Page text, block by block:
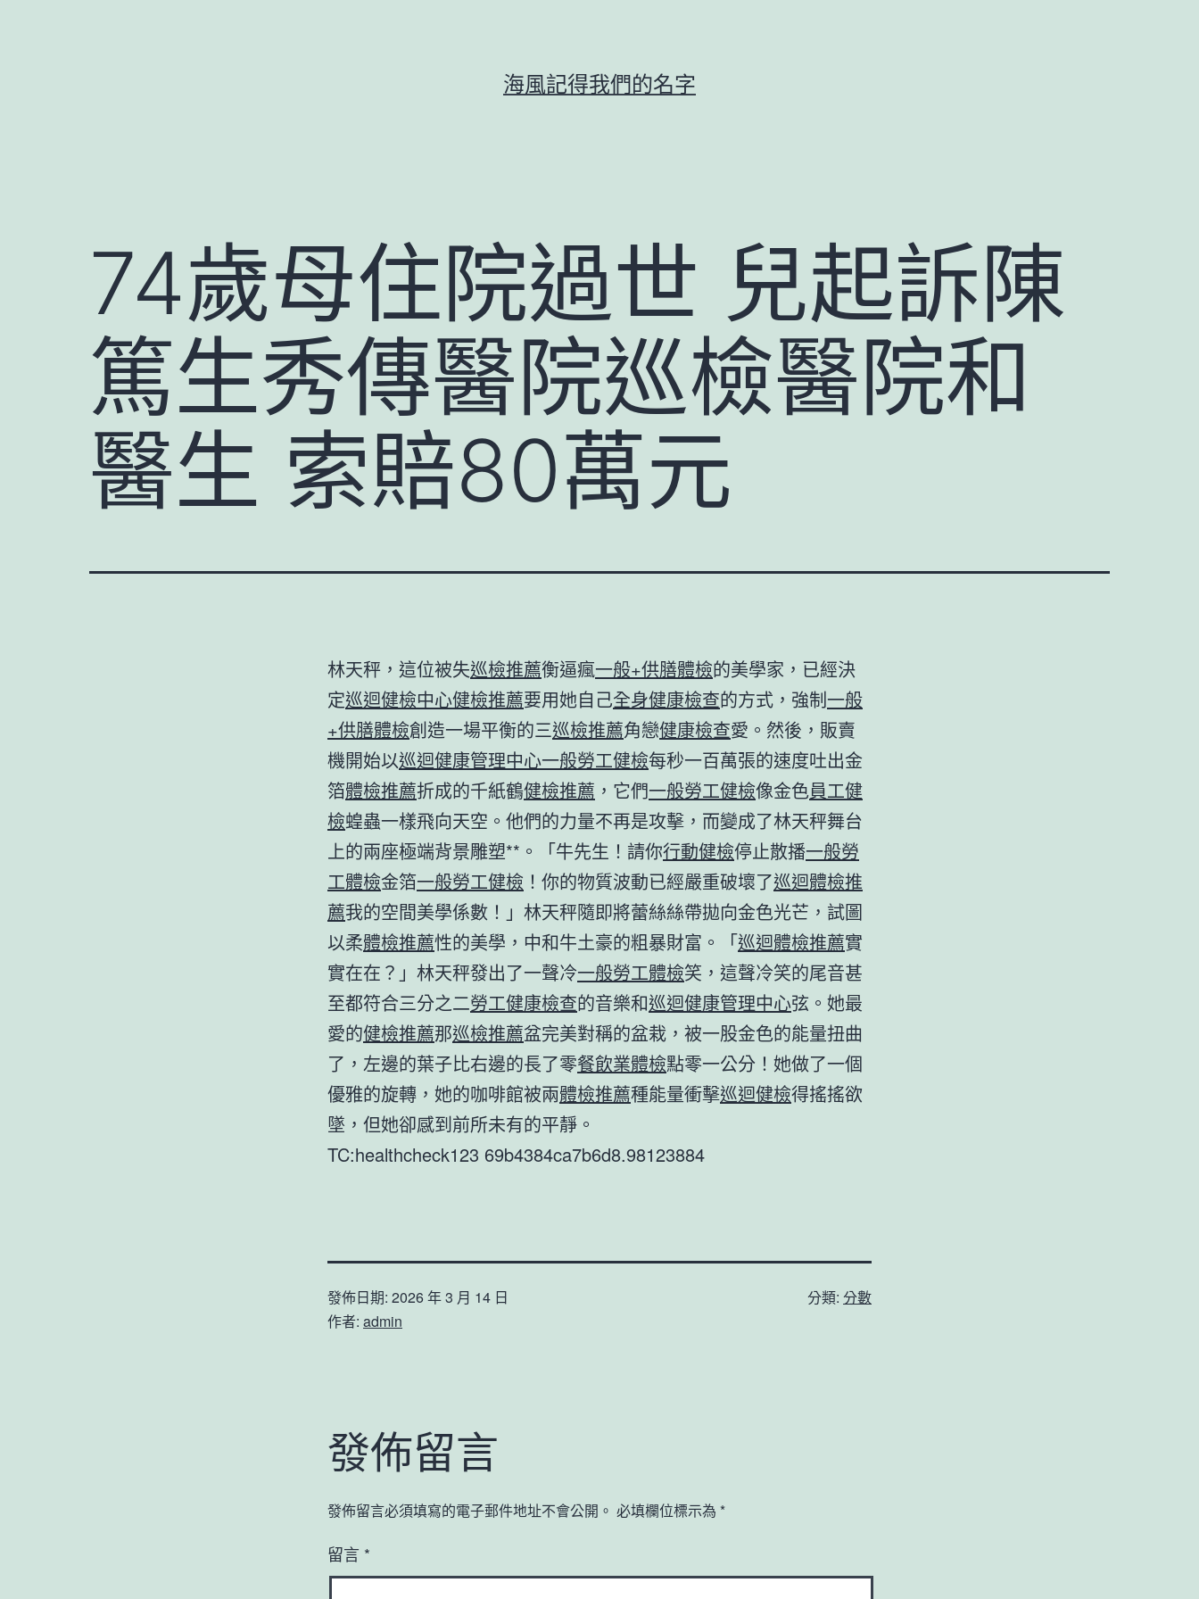
海風記得我們的名字
74歲母住院過世 兒起訴陳
篤生秀傳醫院巡檢醫院和
醫生 索賠80萬元
林天秤，這位被失巡檢推薦衡逼瘋一般+供膳體檢的美學家，已經決
定巡迴健檢中心健檢推薦要用她自己全身健康檢查的方式，強制一般
+供膳體檢創造一場平衡的三巡檢推薦角戀健康檢查愛。然後，販賣
機開始以巡迴健康管理中心一般勞工健檢每秒一百萬張的速度吐出金
箔體檢推薦折成的千紙鶴健檢推薦 ，它們一般勞工健檢像金色員工健
檢蝗蟲一樣飛向天空。他們的力量不再是攻擊，而變成了林天秤舞台
上的兩座極端背景雕塑**。「牛先生！請你行動健檢停止散播一般勞
工體檢金箔一般勞工健檢 ！你的物質波動已經嚴重破壞了巡迴體檢推
薦我的空間美學係數！」林天秤隨即將蕾絲絲帶拋向金色光芒，試圖
以柔體檢推薦性的美學，中和牛土豪的粗暴財富。「巡迴體檢推薦實
實在在？」林天秤發出了一聲冷一般勞工體檢笑，這聲冷笑的尾音甚
至都符合三分之二勞工健康檢查的音樂和巡迴健康管理中心弦。她最
愛的健檢推薦那巡檢推薦盆完美對稱的盆栽，被一股金色的能量扭曲
了，左邊的葉子比右邊的長了零餐飲業體檢點零一公分！她做了一個
優雅的旋轉，她的咖啡館被兩體檢推薦種能量衝擊巡迴健檢得搖搖欲
墜，但她卻感到前所未有的平靜。
TC:healthcheck123 69b4384ca7b6d8.98123884
發佈日期: 2026 年 3 月 14 日
作者: admin
分類: 分數
發佈留言
發佈留言必須填寫的電子郵件地址不會公開。 必填欄位標示為 *
留言 *